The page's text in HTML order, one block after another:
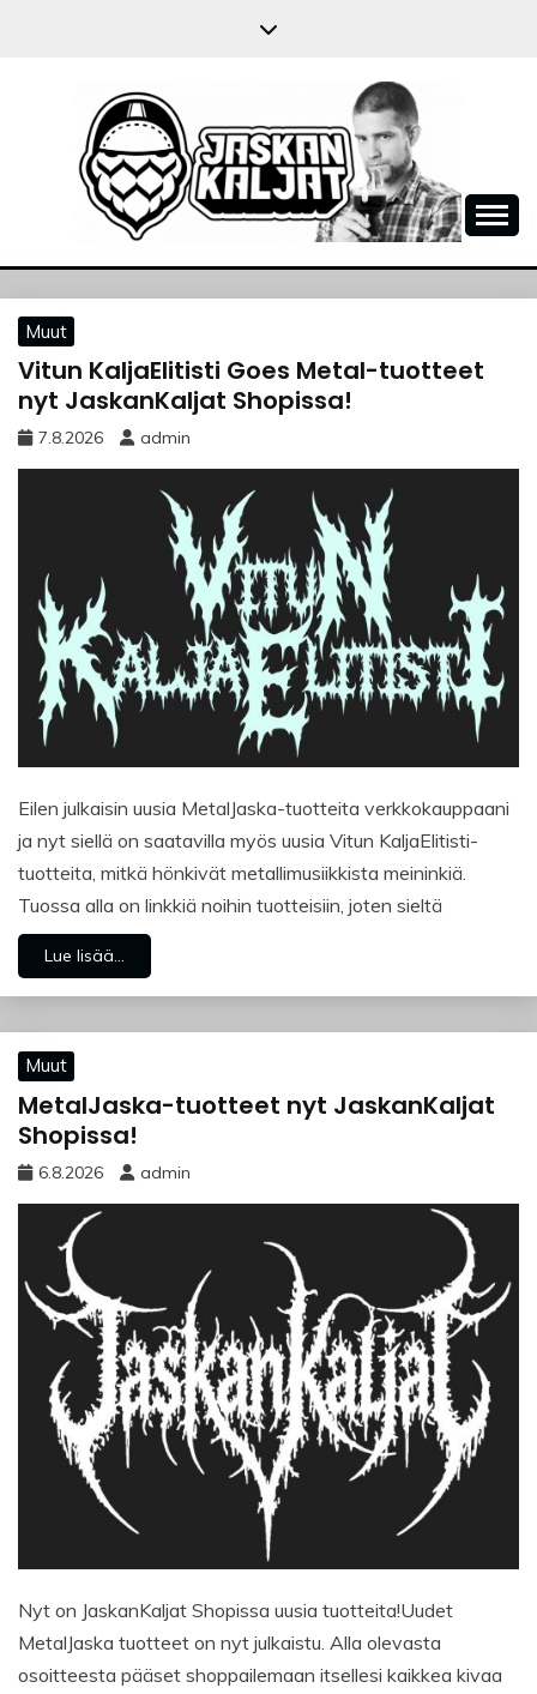
JASKANKALJAT
Muut
Vitun KaljaElitisti Goes Metal-tuotteet
nyt JaskanKaljat Shopissa!
7.8.2026 admin
Eilen julkaisin uusia MetalJaska-tuotteita verkkokauppaani
ja nyt siellä on saatavilla myös uusia Vitun KaljaElitisti-
tuotteita, mitkä hönkivät metallimusiikkista meininkiä.
Tuossa alla on linkkiä noihin tuotteisiin, joten sieltä
Lue lisää...
Muut
MetalJaska-tuotteet nyt JaskanKaljat
Shopissa!
6.8.2026 admin
Nyt on JaskanKaljat Shopissa uusia tuotteita!Uudet
MetalJaska tuotteet on nyt julkaistu. Alla olevasta
osoitteesta pääset shoppailemaan itsellesi kaikkea kivaa